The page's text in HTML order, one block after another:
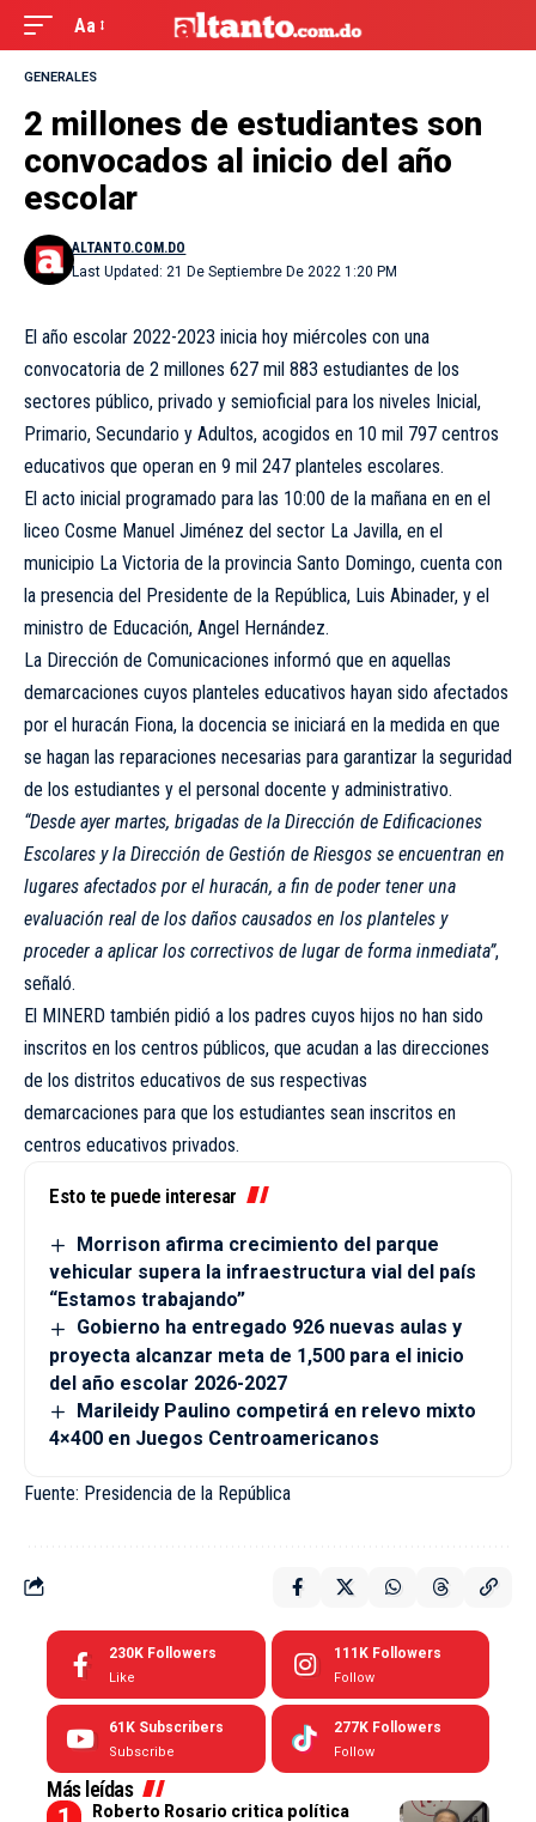
Aa
GENERALES
2 millones de estudiantes son
convocados al inicio del año
escolar
Last Updated: 21 De Septiembre De 2022 1:20 PM
ALTANTO.COM.DO
El año escolar 2022-2023 inicia hoy miércoles con una
convocatoria de 2 millones 627 mil 883 estudiantes de los
sectores público, privado y semioficial para los niveles Inicial,
Primario, Secundario y Adultos, acogidos en 10 mil 797 centros
educativos que operan en 9 mil 247 planteles escolares.
El acto inicial programado para las 10:00 de la mañana en en el
liceo Cosme Manuel Jiménez del sector La Javilla, en el
municipio La Victoria de la provincia Santo Domingo, cuenta con
la presencia del Presidente de la República, Luis Abinader, y el
ministro de Educación, Angel Hernández.
La Dirección de Comunicaciones informó que en aquellas
demarcaciones cuyos planteles educativos hayan sido afectados
por el huracán Fiona, la docencia se iniciará en la medida en que
se hagan las reparaciones necesarias para garantizar la seguridad
de los estudiantes y el personal docente y administrativo.
“Desde ayer martes, brigadas de la Dirección de Edificaciones
Escolares y la Dirección de Gestión de Riesgos se encuentran en
lugares afectados por el huracán, a fin de poder tener una
evaluación real de los daños causados en los planteles y
proceder a aplicar los correctivos de lugar de forma inmediata”,
señaló.
El MINERD también pidió a los padres cuyos hijos no han sido
inscritos en los centros públicos, que acudan a las direcciones
de los distritos educativos de sus respectivas
demarcaciones para que los estudiantes sean inscritos en
centros educativos privados.
Esto te puede interesar
Morrison afirma crecimiento del parque
vehicular supera la infraestructura vial del país
“Estamos trabajando”
Gobierno ha entregado 926 nuevas aulas y
proyecta alcanzar meta de 1,500 para el inicio
del año escolar 2026-2027
Marileidy Paulino competirá en relevo mixto
4×400 en Juegos Centroamericanos
Fuente: Presidencia de la República
230K Followers
Like
111K Followers
Follow
61K Subscribers
Subscribe
277K Followers
Follow
Más leídas
Roberto Rosario critica política